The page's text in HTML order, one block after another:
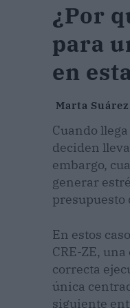
¿Por
para
en
Marta Suárez
Cuando
deciden
embargo,
generar
presupuesto
En estos
CRE-ZE,
correcta
única
siguiente